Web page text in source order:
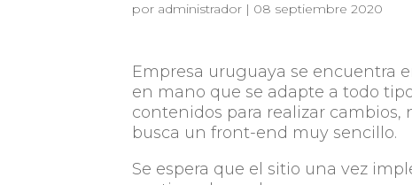
por administrador | 08 septiembre 2020
Empresa uruguaya se encuentra
en mano que se adapte a todo
contenidos para realizar cambios,
busca un front-end muy sencillo.
Se espera que el sitio una vez